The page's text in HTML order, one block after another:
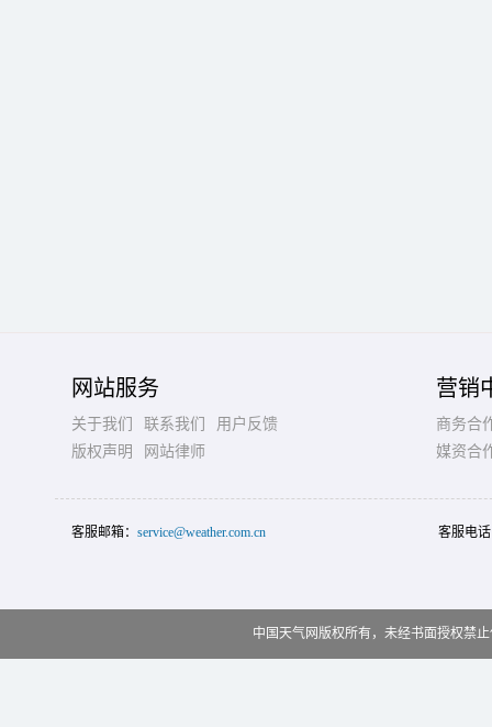
网站服务
关于我们 联系我们
用户反馈
版权声明
网站律师
营销
商务合
媒资合
客服邮箱： service@weather.com.cn 客服电
中国天气网版权所有，未经书面授权